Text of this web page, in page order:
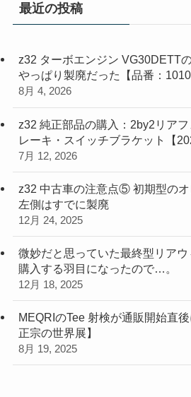
最近の投稿
z32 ターボエンジン VG30DETT
やっぱり製廃だった【品番：
8月 4, 2026
z32 純正部品の購入：2by2リア
レーキ・スイッチブラケット【
7月 12, 2026
z32 中古車の注意点⑤ 初期型の
左側はすでに製廃
12月 24, 2025
微妙だと思っていた最終型リア
購入する羽目になったので…。
12月 18, 2025
MEQRIのTee 射検が通販開始直
正宗の世界展】
8月 19, 2025